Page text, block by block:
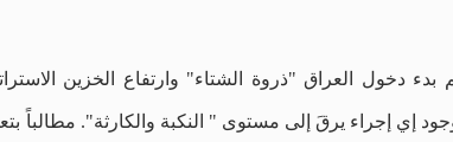
دخول العراق "ذروة الشتاء" وارتفاع الخزين
إي إجراء يرقَ إلى مستوى " النكبة والكارثة". مطالباً